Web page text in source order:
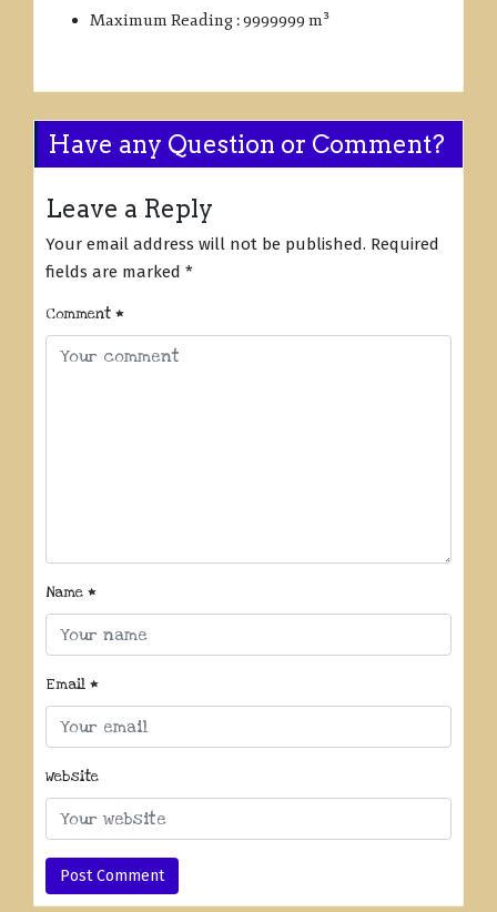
Maximum Reading : 9999999 m³
Have any Question or Comment?
Leave a Reply
Your email address will not be published. Required
fields are marked *
Comment *
Name *
Email *
Website